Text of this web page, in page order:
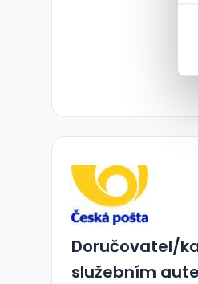
Doručovatel/
služebním